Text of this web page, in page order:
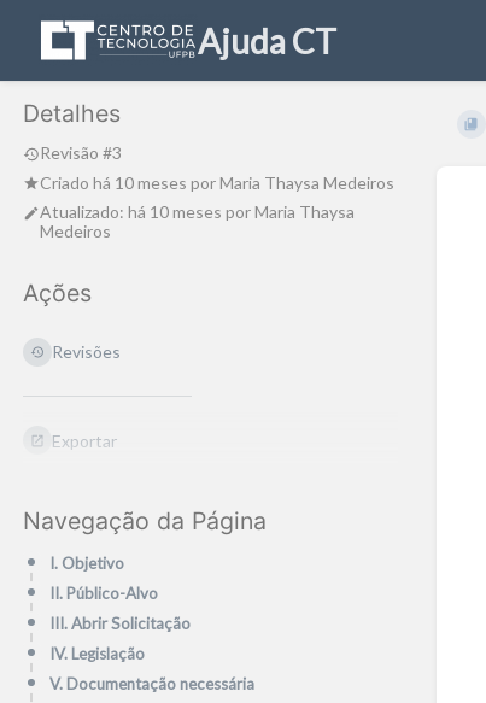
Ajuda CT
Detalhes
Revisão #3
Criado há 10 meses porMaria Thaysa Medeiros
Atualizado: há 10 meses porMaria Thaysa
Medeiros
Ações
Revisões
Exportar
Navegação da Página
I. Objetivo
II. Público-Alvo
III. Abrir Solicitação
IV. Legislação
V. Documentação necessária